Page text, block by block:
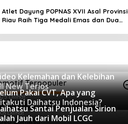
Wanita di Kalimantan Utara
Atlet Dayung POPNAS XVII Asal Provinsi
Riau Raih Tiga Medali Emas dan Dua
Terpopuler
Kelemahan dan Kelebihan
New Terios
DilihatPakai CVT, Apa yang
Daihatsu Indonesia?
Dilihat
Santai Penjualan Sirion
Jauh dari Mobil LCGC